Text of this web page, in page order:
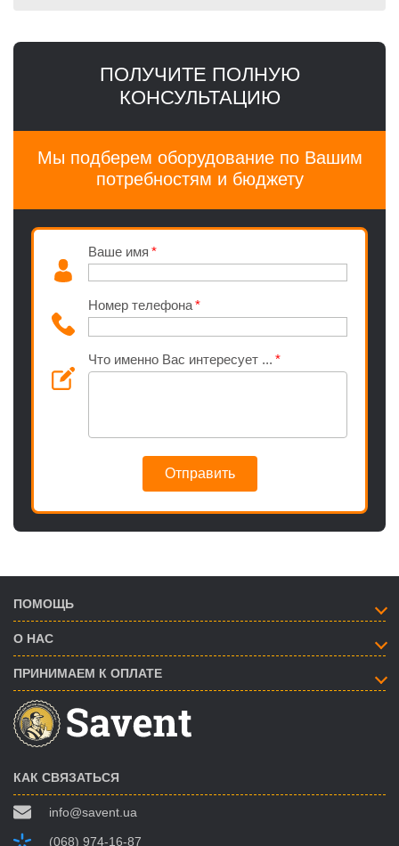
ПОЛУЧИТЕ ПОЛНУЮ
КОНСУЛЬТАЦИЮ
Мы подберем оборудование по Вашим
потребностям и бюджету
Ваше имя
Номер телефона
Что именно Вас интересует ...
Отправить
ПОМОЩЬ
О НАС
ПРИНИМАЕМ К ОПЛАТЕ
КАК СВЯЗАТЬСЯ
info@savent.ua
(068) 974-16-87